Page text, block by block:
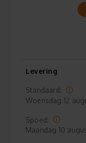
Levering
Standaard:
Woensdag 12
Spoed:
Maandag 10